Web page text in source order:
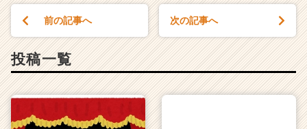
前の記事へ 次の記事へ
投稿一覧